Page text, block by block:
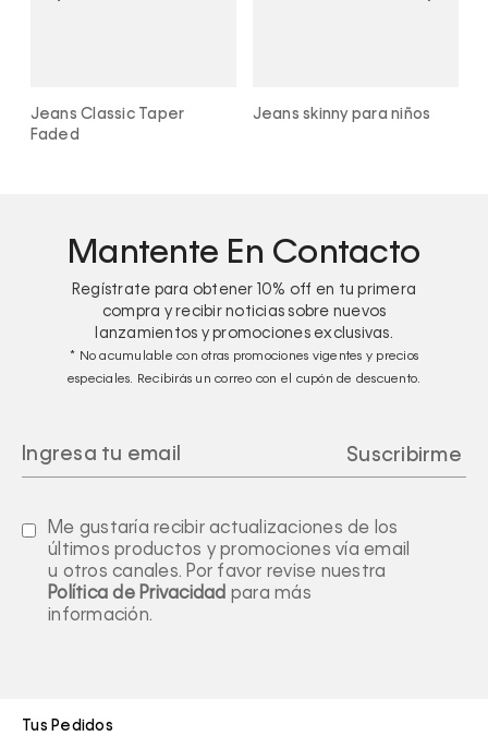
Jeans Classic Taper
Faded
Jeans skinny para niños
Mantente En Contacto
Regístrate para obtener 10% off en tu primera
compra y recibir noticias sobre nuevos
lanzamientos y promociones exclusivas.
* No acumulable con otras promociones vigentes y precios
especiales. Recibirás un correo con el cupón de descuento.
Me gustaría recibir actualizaciones de los
últimos productos y promociones vía email
u otros canales. Por favor revise nuestra
Política de Privacidad para más
información.
Tus Pedidos